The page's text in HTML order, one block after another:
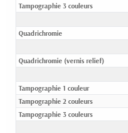
Tampographie 3 couleurs
Quadrichromie
Quadrichromie (vernis relief)
Tampographie 1 couleur
Tampographie 2 couleurs
Tampographie 3 couleurs